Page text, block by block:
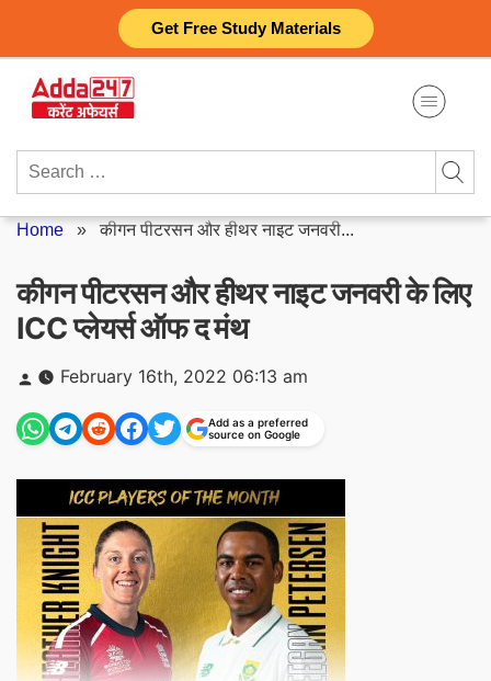
Get Free Study Materials
content
Search
Home »कीगन पीटरसन और हीथर नाइट जनवरी...
कीगन पीटरसन और हीथर नाइट जनवरी के लिए
ICC प्लेयर्स ऑफ द मंथ
Posted
by
February 16th, 2022 06:13 am
Add as a preferred
source on Google